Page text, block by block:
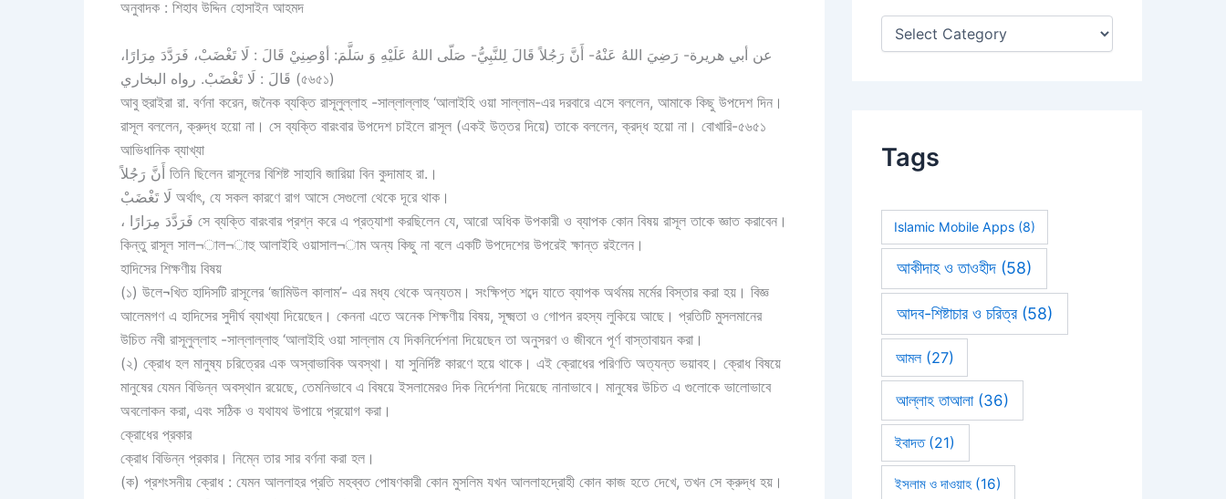
অনুবাদক : শিহাব উদ্দিন হোসাইন আহমদ
عن أبي هريرة- رَضِيَ اللهُ عَنْهُ- أَنَّ رَجُلاً قَالَ لِلنَّبِيُّ- صَلّى اللهُ عَلَيْهِ وَ سَلَّمَ: أوْصِنِيْ قَالَ : لَا تَغْضَبْ، فَرَدَّدَ مِرَارًا،
قَالَ : لَا تَغْضَبْ. رواه البخاري (৫৬৫১)
আবু হুরাইরা রা. বর্ণনা করেন, জনৈক ব্যক্তি রাসূলুল্লাহ -সাল্লাল্লাহু ‘আলাইহি ওয়া সাল্লাম-এর দরবারে এসে বললেন, আমাকে কিছু উপদেশ দিন।
রাসূল বললেন, ক্রুদ্ধ হয়ো না। সে ব্যক্তি বারংবার উপদেশ চাইলে রাসূল (একই উত্তর দিয়ে) তাকে বললেন, ক্রদ্ধ হয়ো না। বোখারি-৫৬৫১
আভিধানিক ব্যাখ্যা
أَنَّ رَجُلاً তিনি ছিলেন রাসূলের বিশিষ্ট সাহাবি জারিয়া বিন কুদামাহ রা.।
لَا تَغْضَبْ অর্থাৎ, যে সকল কারণে রাগ আসে সেগুলো থেকে দূরে থাক।
، فَرَدَّدَ مِرَارًا সে ব্যক্তি বারংবার প্রশ্ন করে এ প্রত্যাশা করছিলেন যে, আরো অধিক উপকারী ও ব্যাপক কোন বিষয় রাসূল তাকে জ্ঞাত করাবেন।
কিন্তু রাসূল সাল¬াল¬াহু আলাইহি ওয়াসাল¬াম অন্য কিছু না বলে একটি উপদেশের উপরেই ক্ষান্ত রইলেন।
হাদিসের শিক্ষণীয় বিষয়
(১) উলে¬খিত হাদিসটি রাসূলের ‘জামিউল কালাম’- এর মধ্য থেকে অন্যতম। সংক্ষিপ্ত শব্দে যাতে ব্যাপক অর্থময় মর্মের বিস্তার করা হয়। বিজ্ঞ
আলেমগণ এ হাদিসের সুদীর্ঘ ব্যাখ্যা দিয়েছেন। কেননা এতে অনেক শিক্ষণীয় বিষয়, সূক্ষ্মতা ও গোপন রহস্য লুকিয়ে আছে। প্রতিটি মুসলমানের
উচিত নবী রাসূলুল্লাহ -সাল্লাল্লাহু ‘আলাইহি ওয়া সাল্লাম যে দিকনির্দেশনা দিয়েছেন তা অনুসরণ ও জীবনে পূর্ণ বাস্তাবায়ন করা।
(২) ক্রোধ হল মানুষ্য চরিত্রের এক অস্বাভাবিক অবস্থা। যা সুনির্দিষ্ট কারণে হয়ে থাকে। এই ক্রোধের পরিণতি অত্যন্ত ভয়াবহ। ক্রোধ বিষয়ে
মানুষের যেমন বিভিন্ন অবস্থান রয়েছে, তেমনিভাবে এ বিষয়ে ইসলামেরও দিক নির্দেশনা দিয়েছে নানাভাবে। মানুষের উচিত এ গুলোকে ভালোভাবে
অবলোকন করা, এবং সঠিক ও যথাযথ উপায়ে প্রয়োগ করা।
ক্রোধের প্রকার
ক্রোধ বিভিন্ন প্রকার। নিম্নে তার সার বর্ণনা করা হল।
(ক) প্রশংসনীয় ক্রোধ : যেমন আললাহর প্রতি মহব্বত পোষণকারী কোন মুসলিম যখন আললাহদ্রোহী কোন কাজ হতে দেখে, তখন সে ক্রুদ্ধ হয়।
:
Tags
Islamic Mobile Apps(8)
আকীদাহ ও তাওহীদ(58)
আদব-শিষ্টাচার ও চরিত্র(58)
আমল(27)
আল্লাহ তাআলা(36)
ইবাদত(21)
ইসলাম ও দাওয়াহ(16)